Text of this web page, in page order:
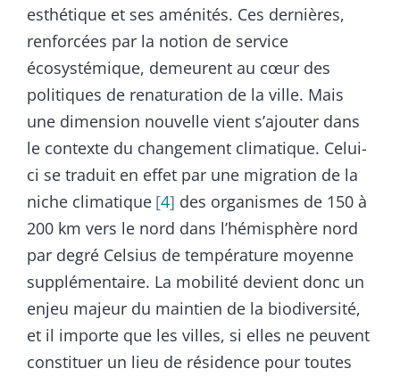
esthétique et ses aménités. Ces dernières,
renforcées par la notion de service
écosystémique, demeurent au cœur des
politiques de renaturation de la ville. Mais
une dimension nouvelle vient s’ajouter dans
le contexte du changement climatique. Celui-
ci se traduit en effet par une migration de la
niche climatique 4 des organismes de 150 à
200 km vers le nord dans l’hémisphère nord
par degré Celsius de température moyenne
supplémentaire. La mobilité devient donc un
enjeu majeur du maintien de la biodiversité,
et il importe que les villes, si elles ne peuvent
constituer un lieu de résidence pour toutes